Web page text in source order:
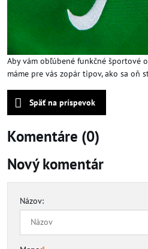
Aby vám obľúbené funkčné športové
máme pre vás zopár tipov, ako sa oň
Späť na príspevok
Komentáre (0)
Nový komentár
Názov: